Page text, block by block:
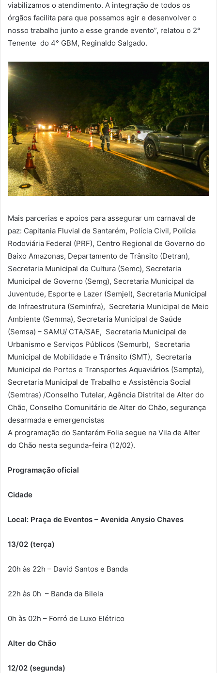
viabilizamos o atendimento. A integração de todos os
órgãos facilita para que possamos agir e desenvolver o
nosso trabalho junto a esse grande evento”, relatou o 2°
Tenente do 4° GBM, Reginaldo Salgado.
Mais parcerias e apoios para assegurar um carnaval de
paz: Capitania Fluvial de Santarém, Polícia Civil, Polícia
Rodoviária Federal (PRF), Centro Regional de Governo do
Baixo Amazonas, Departamento de Trânsito (Detran),
Secretaria Municipal de Cultura (Semc), Secretaria
Municipal de Governo (Semg), Secretaria Municipal da
Juventude, Esporte e Lazer (Semjel), Secretaria Municipal
de Infraestrutura (Seminfra), Secretaria Municipal de Meio
Ambiente (Semma), Secretaria Municipal de Saúde
(Semsa) – SAMU/ CTA/SAE, Secretaria Municipal de
Urbanismo e Serviços Públicos (Semurb), Secretaria
Municipal de Mobilidade e Trânsito (SMT), Secretaria
Municipal de Portos e Transportes Aquaviários (Sempta),
Secretaria Municipal de Trabalho e Assistência Social
(Semtras) /Conselho Tutelar, Agência Distrital de Alter do
Chão, Conselho Comunitário de Alter do Chão, segurança
desarmada e emergencistas
A programação do Santarém Folia segue na Vila de Alter
do Chão nesta segunda-feira (12/02).
Programação oficial
Cidade
Local: Praça de Eventos – Avenida Anysio Chaves
13/02 (terça)
20h às 22h – David Santos e Banda
22h às 0h – Banda da Bilela
0h às 02h – Forró de Luxo Elétrico
Alter do Chão
12/02 (segunda)